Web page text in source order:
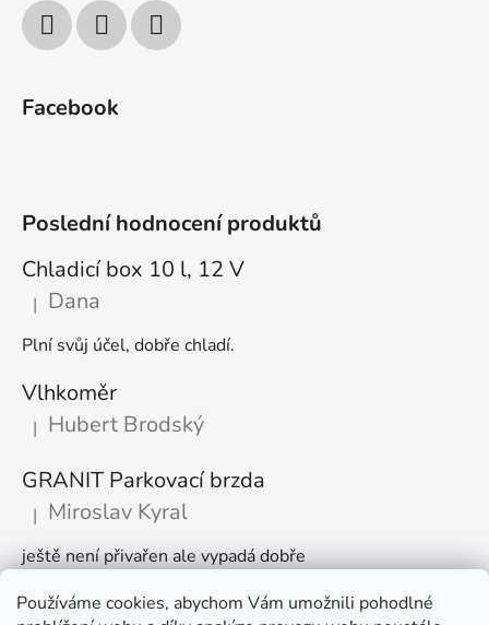
Používáme cookies, abychom Vám umožnili pohodlné
Facebook
Poslední hodnocení produktů
Chladicí box 10 l, 12 V
Hodnocení produktu je 5 z 5 hvězdiček.
| Dana
Plní svůj účel, dobře chladí.
Vlhkoměr
Hodnocení produktu je 5 z 5 hvězdiček.
| Hubert Brodský
GRANIT Parkovací brzda
Hodnocení produktu je 5 z 5 hvězdiček.
| Miroslav Kyral
ještě není přivařen ale vypadá dobře